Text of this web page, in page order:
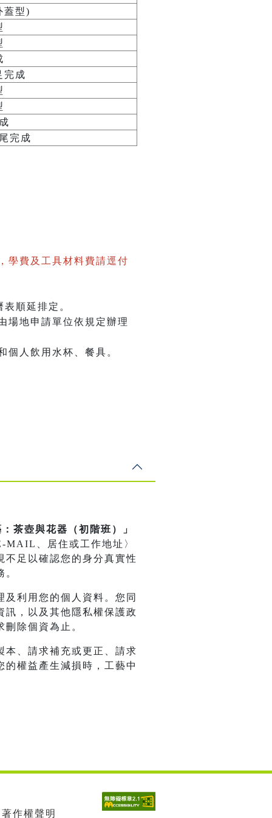
蓋型)
完成
完成
學費及工具材料費請逕付
順延排定。
場地申請單位依規定辦理
個人飲用水杯、餐具。
茶壺與花器（初階班）」
MAIL、居住或工作地址〉
足以確認您的身分真實性
利用您的個人資料。您同
，以及其他隱私權保護政
除個資為止。
本、請求補充或更正、請求
權益產生減損時，工藝中
作權聲明